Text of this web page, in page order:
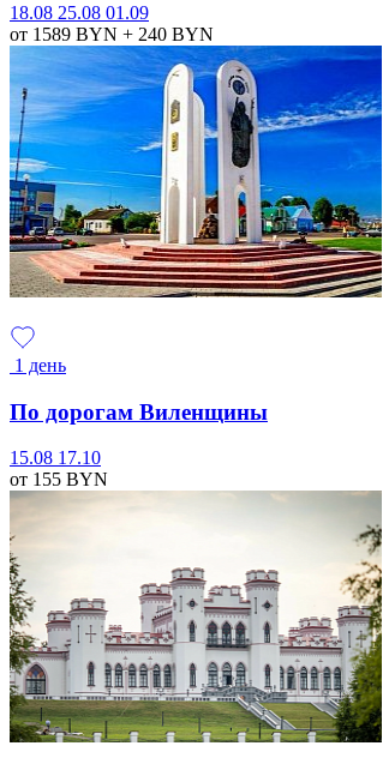
18.08 25.08 01.09
от 1589 BYN + 240 BYN
1 день
По дорогам Виленщины
15.08 17.10
от 155 BYN